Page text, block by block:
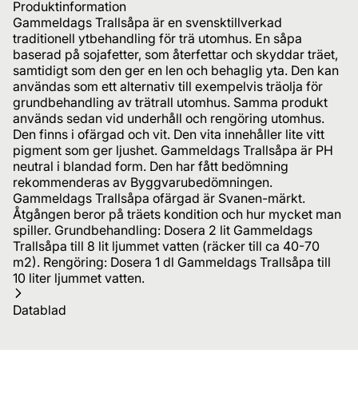
Produktinformation
Gammeldags Trallsåpa är en svensktillverkad
traditionell ytbehandling för trä utomhus. En såpa
baserad på sojafetter, som återfettar och skyddar träet,
samtidigt som den ger en len och behaglig yta. Den kan
användas som ett alternativ till exempelvis träolja för
grundbehandling av trätrall utomhus. Samma produkt
används sedan vid underhåll och rengöring utomhus.
Den finns i ofärgad och vit. Den vita innehåller lite vitt
pigment som ger ljushet. Gammeldags Trallsåpa är PH
neutral i blandad form. Den har fått bedömning
rekommenderas av Byggvarubedömningen.
Gammeldags Trallsåpa ofärgad är Svanen-märkt.
Åtgången beror på träets kondition och hur mycket man
spiller. Grundbehandling: Dosera 2 lit Gammeldags
Trallsåpa till 8 lit ljummet vatten (räcker till ca 40-70
m2). Rengöring: Dosera 1 dl Gammeldags Trallsåpa till
10 liter ljummet vatten.
Datablad